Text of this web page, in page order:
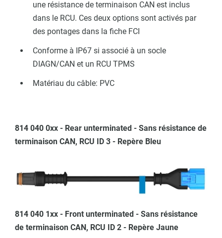
une résistance de terminaison CAN est inclus
dans le RCU. Ces deux options sont activés par
des pontages dans la fiche FCI
Conforme à IP67 si associé à un socle
DIAGN/CAN et un RCU TPMS
Matériau du câble: PVC
814 040 0xx - Rear unterminated - Sans résistance de
terminaison CAN, RCU ID 3 - Repère Bleu
814 040 1xx - Front unterminated - Sans résistance
de terminaison CAN, RCU ID 2 - Repère Jaune